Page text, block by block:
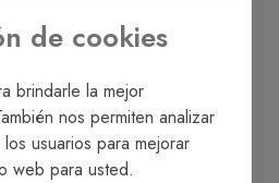
En persona Visita online
de cookies
brindarle la mejor
nos permiten analizar
usuarios para mejorar
web para usted.